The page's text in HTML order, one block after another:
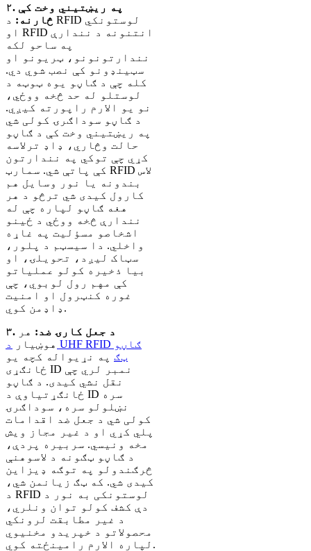
۲. په ریښتیني وخت کې
څارنه: د RFID لوستونکي
او RFID انتنونه د نندارې
په ساحو لکه
نندارتونونو، ټریونو او
سټینډونو کې نصب شوي دي.
کله چې د ګاڼو یوه ټوټه د
لوستلو له حد څخه ووځي،
نو یو الارم راپورته کیږي.
د ګاڼو سوداګرۍ کولی شي
په ریښتیني وخت کې د ګاڼو
حالت وڅاري، ډاډ ترلاسه
کړي چې توکي په نندارتون
کې پاتې شي. سمارټ RFID لاس
بندونه یا نور وسایل هم
کارول کیدی شي ترڅو د هر
هغه ګاڼو لپاره چې له
نندارې څخه ووځي د ځینو
اشخاصو مسؤلیت په غاړه
واخلي. دا سیسټم د پلور،
سټاک لیږد، تحویلۍ، او
بیا ذخیره کولو عملیاتو
کې مهم رول لوبوي، چې
غوره کنټرول او امنیت
ډاډمن کوي.
۳. د جعل کارۍ ضد: هر
هوښیار
د UHF RFID ګاڼو
ټګ په نړیواله کچه یو
ځانګړی ID نمبر لري چې
نقل نشي کیدی. د ګاڼو
ځانګړتیاوې د ID سره
نښلولو سره، سوداګرۍ
کولی شي د جعل ضد اقدامات
پلي کړي او د غیر مجاز ویش
مخه ونیسي. سربیره پردې،
د ګاڼو ټګونه د لاسوهنې
څرګندولو په توګه ډیزاین
کیدی شي. که ټګ زیانمن شي،
د RFID لوستونکی به نور د
دې کشف کولو توان ونلري،
د غیر مطابقت لرونکي
محصولاتو د خپریدو مخنیوي
لپاره الارم رامینځته کوي.